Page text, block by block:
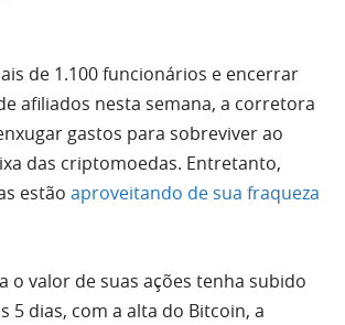
de 1.100 funcionários e encerrar
afiliados nesta semana, a corretora
gastos para sobreviver ao
das criptomoedas. Entretanto,
estão aproveitando de sua fraqueza
o valor de suas ações tenha subido
5 dias, com a alta do Bitcoin, a